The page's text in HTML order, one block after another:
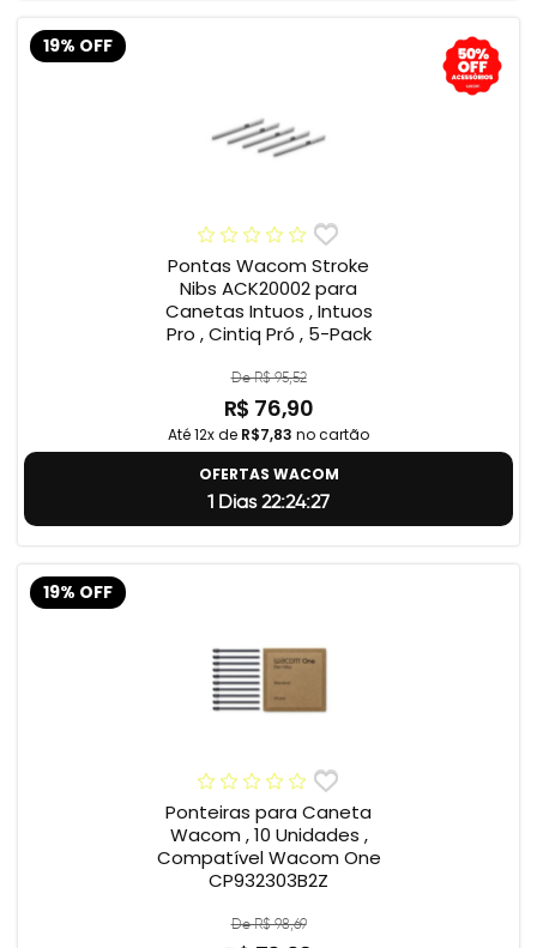
19% OFF
Pontas Wacom Stroke
Nibs ACK20002 para
Canetas Intuos , Intuos
Pro , Cintiq Pró , 5-Pack
De R$ 95,52
R$ 76,90
Até 12x de R$7,83 no cartão
OFERTAS WACOM
1 Dias 22:24:26
19% OFF
Ponteiras para Caneta
Wacom , 10 Unidades ,
Compatível Wacom One
CP932303B2Z
De R$ 98,69